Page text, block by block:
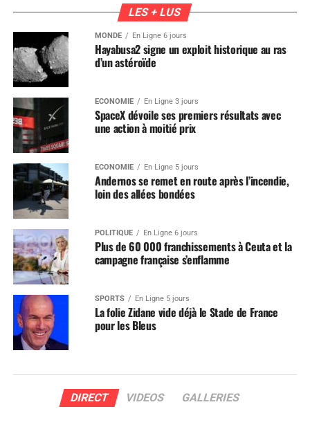
LES + LUS
MONDE En Ligne 6 jours
Hayabusa2 signe un exploit historique au ras
d’un astéroïde
ÉCONOMIE En Ligne 3 jours
SpaceX dévoile ses premiers résultats avec
une action à moitié prix
ÉCONOMIE En Ligne 5 jours
Andernos se remet en route après l’incendie,
loin des allées bondées
POLITIQUE En Ligne 6 jours
Plus de 60 000 franchissements à Ceuta et la
campagne française s’enflamme
SPORTS En Ligne 5 jours
La folie Zidane vide déjà le Stade de France
pour les Bleus
DIRECT VIDEOS GALLERIES